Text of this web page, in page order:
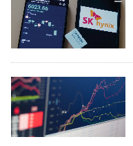
業
職
場
生